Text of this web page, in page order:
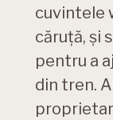
cuvintele
căruță, și
pentru a
din tren.